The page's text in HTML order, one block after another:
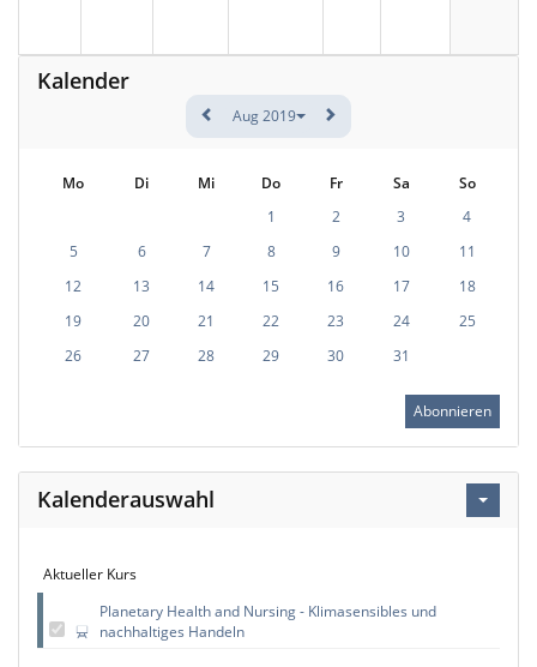
Kalender
Aug 2019
Mo Di Mi Do Fr Sa
So
1
2 3
4
5
6 7 8 9 10
11
12
13 14 15 16 17
18
19
20 21 22 23 24
25
26
27 28 29 30 31
Abonnieren
Kalenderauswahl
Aktueller Kurs
Planetary Health and Nursing - Klimasensibles und
nachhaltiges Handeln